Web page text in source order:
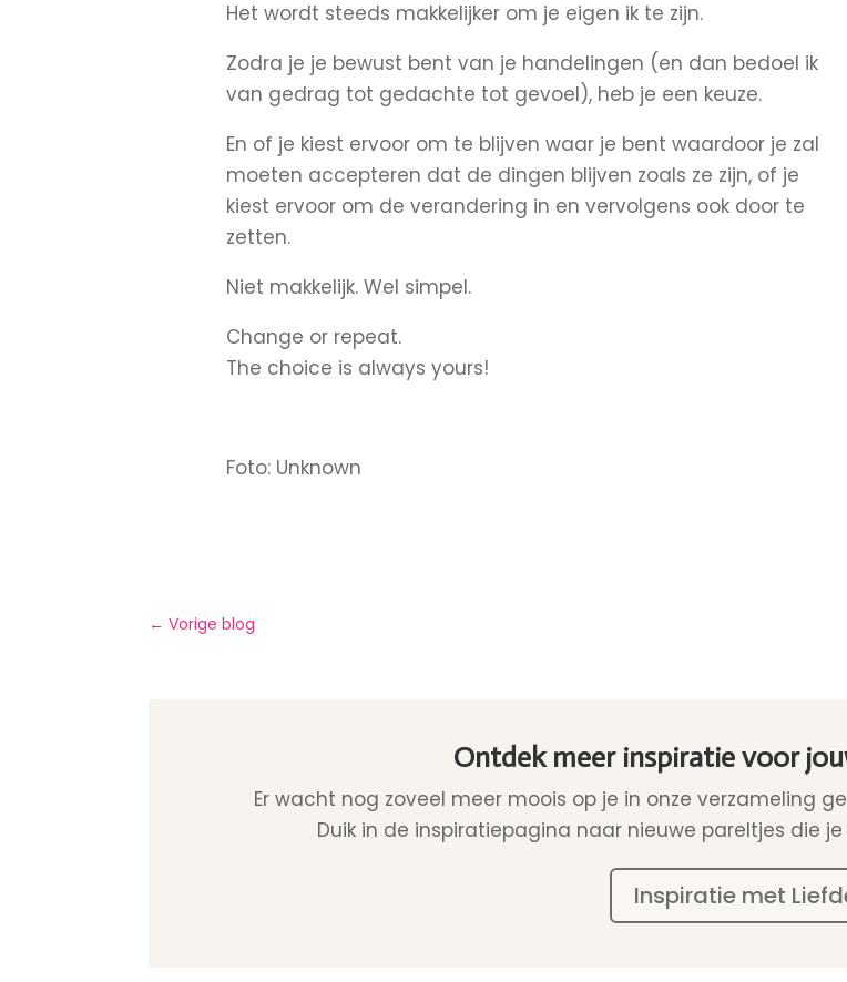
Het wordt steeds makkelijker om je eigen ik te zijn.
Zodra je je bewust bent van je handelingen (en dan bedoel ik
van gedrag tot gedachte tot gevoel), heb je een keuze.
En of je kiest ervoor om te blijven waar je bent waardoor je zal
moeten accepteren dat de dingen blijven zoals ze zijn, of je
kiest ervoor om de verandering in en vervolgens ook door te
zetten.
Niet makkelijk. Wel simpel.
Change or repeat.
The choice is always yours!
Foto: Unknown
←Vorige blog
Ontdek meer inspiratie voor
Er wacht nog zoveel meer moois op je in onze verzameling
Duik in de inspiratiepagina naar nieuwe pareltjes die
Inspiratie met